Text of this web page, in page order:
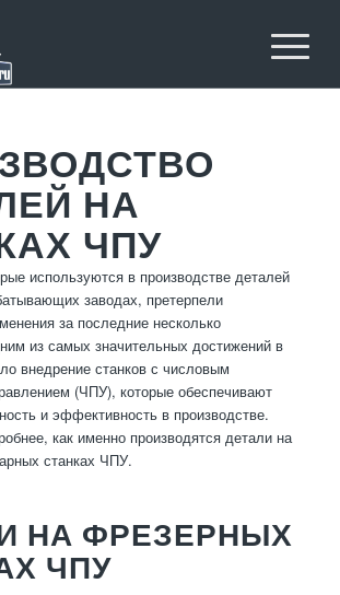
НА
ЧПУ
используются в производстве деталей
заводах, претерпели
за последние несколько
из самых значительных достижений в
внедрение станков с числовым
(ЧПУ), которые обеспечивают
и эффективность в производстве.
как именно производятся детали на
станках ЧПУ.
НА ФРЕЗЕРНЫХ
ЧПУ